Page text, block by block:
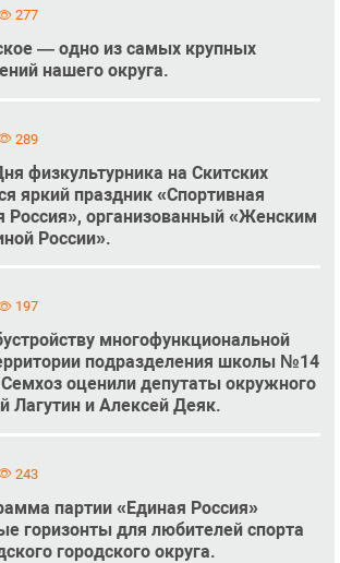
277
— одно из самых крупных
нашего округа.
289
физкультурника на Скитских
яркий праздник «Спортивная
Россия», организованный «Женским
России».
197
многофункциональной
подразделения школы №14
оценили депутаты окружного
Лагутин и Алексей Деяк.
243
партии «Единая Россия»
горизонты для любителей спорта
городского округа.